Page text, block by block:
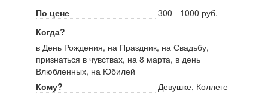
По цене
300 - 1000 руб.
Когда?
в День Рождения, на Праздник, на Свадьбу,
признаться в чувствах, на 8 марта, в день
Влюбленных, на Юбилей
Кому?
Девушке, Коллеге